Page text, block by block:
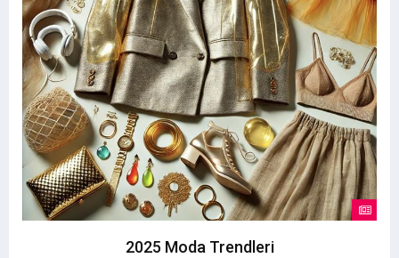
2025 Moda Trendleri